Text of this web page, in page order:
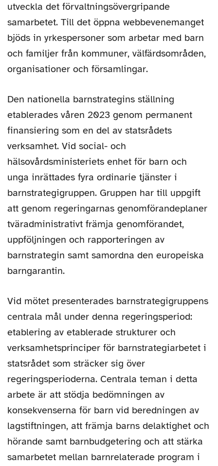
utveckla det förvaltningsövergripande
samarbetet. Till det öppna webbevenemanget
bjöds in yrkespersoner som arbetar med barn
och familjer från kommuner, välfärdsområden,
organisationer och församlingar.
Den nationella barnstrategins ställning
etablerades våren 2023 genom permanent
finansiering som en del av statsrådets
verksamhet. Vid social- och
hälsovårdsministeriets enhet för barn och
unga inrättades fyra ordinarie tjänster i
barnstrategigruppen. Gruppen har till uppgift
att genom regeringarnas genomförandeplaner
tväradministrativt främja genomförandet,
uppföljningen och rapporteringen av
barnstrategin samt samordna den europeiska
barngarantin.
Vid mötet presenterades barnstrategigruppens
centrala mål under denna regeringsperiod:
etablering av etablerade strukturer och
verksamhetsprinciper för barnstrategiarbetet i
statsrådet som sträcker sig över
regeringsperioderna. Centrala teman i detta
arbete är att stödja bedömningen av
konsekvenserna för barn vid beredningen av
lagstiftningen, att främja barns delaktighet och
hörande samt barnbudgetering och att stärka
samarbetet mellan barnrelaterade program i